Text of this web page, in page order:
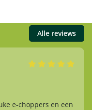
Alle reviews
e-choppers en een